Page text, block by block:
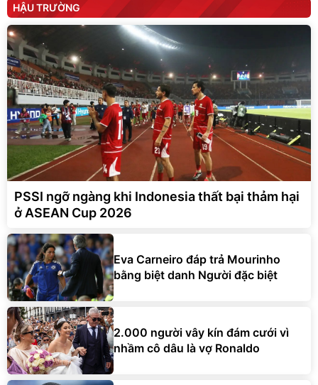
HẬU TRƯỜNG
PSSI ngỡ ngàng khi Indonesia thất bại thảm hại
ở ASEAN Cup 2026
Eva Carneiro đáp trả Mourinho
bằng biệt danh Người đặc biệt
2.000 người vây kín đám cưới vì
nhầm cô dâu là vợ Ronaldo